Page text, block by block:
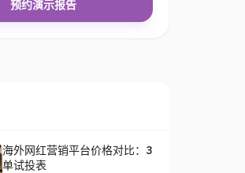
预约演示报告
海外网红营销平台价格对比：3
单试投表